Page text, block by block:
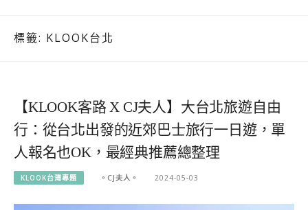
標籤: KLOOK台北
【KLOOK客路 X CJ夫人】大台北旅遊自由
行：從台北出發的近郊巴士旅行一日遊，單
人報名也OK，最經典推薦總整理
KLOOK台灣專題 。CJ夫人。 2024-05-03